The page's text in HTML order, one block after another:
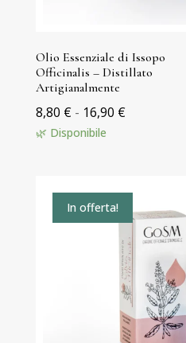
Olio Essenziale di Issopo
Officinalis – Distillato
Artigianalmente
8,80 € - 16,90 €Fascia
8,80 €
16,90 €
🌿 Disponibile
In offerta!